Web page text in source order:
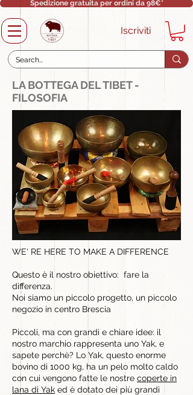
Spedizione gratuita per ordini da 98€*
Iscriviti
LA BOTTEGA DEL TIBET -
FILOSOFIA
WE' RE HERE TO MAKE A DIFFERENCE
Questo è il nostro obiettivo: fare la
differenza.
Noi siamo un piccolo progetto, un piccolo
negozio in centro Brescia
Piccoli, ma con grandi e chiare idee: il
nostro marchio rappresenta uno Yak, e
sapete perchè? Lo Yak, questo enorme
bovino di 1000 kg, ha un pelo molto caldo
con cui vengono fatte le nostre coperte in
lana di Yak ed è dotato dei più grandi